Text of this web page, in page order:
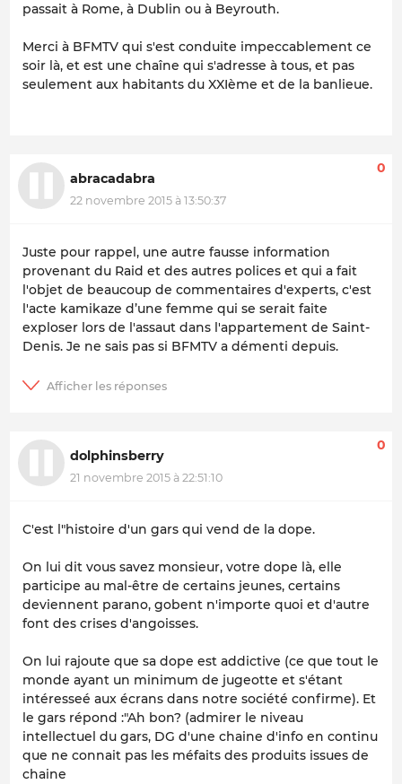
passait à Rome, à Dublin ou à Beyrouth.
Merci à BFMTV qui s'est conduite impeccablement ce
soir là, et est une chaîne qui s'adresse à tous, et pas
seulement aux habitants du XXIème et de la banlieue.
abracadabra
22 novembre 2015 à 13:50:37
0
Juste pour rappel, une autre fausse information
provenant du Raid et des autres polices et qui a fait
l'objet de beaucoup de commentaires d'experts, c'est
l'acte kamikaze d’une femme qui se serait faite
exploser lors de l'assaut dans l'appartement de Saint-
Denis. Je ne sais pas si BFMTV a démenti depuis.
dolphinsberry
21 novembre 2015 à 22:51:10
0
C'est l"histoire d'un gars qui vend de la dope.
On lui dit vous savez monsieur, votre dope là, elle
participe au mal-être de certains jeunes, certains
deviennent parano, gobent n'importe quoi et d'autre
font des crises d'angoisses.
On lui rajoute que sa dope est addictive (ce que tout le
monde ayant un minimum de jugeotte et s'étant
intéresseé aux écrans dans notre société confirme). Et
le gars répond :"Ah bon? (admirer le niveau
intellectuel du gars, DG d'une chaine d'info en continu
que ne connait pas les méfaits des produits issues de
chaine